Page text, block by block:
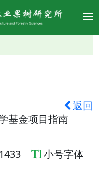
返回
基金项目指南
1433 小号字体